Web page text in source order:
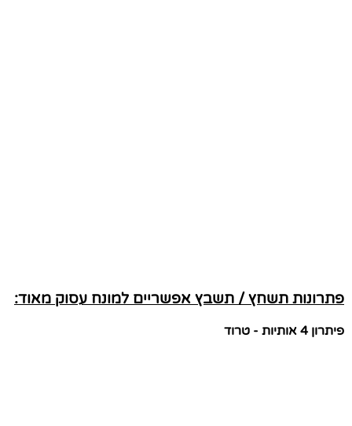
פתרונות תשחץ / תשבץ אפשריים למונח עסוק מאוד:
פיתרון 4 אותיות - טרוד